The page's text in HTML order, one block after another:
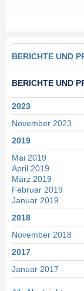
Navigation
BERICHTE UND
BERICHTE UND
2023
November 2023
2019
Mai 2019
April 2019
März 2019
Februar 2019
Januar 2019
2018
November 2018
2017
Januar 2017